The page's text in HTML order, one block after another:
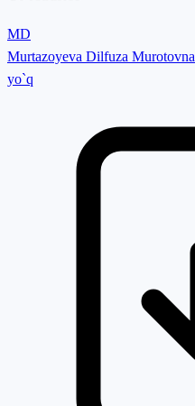
MD
Murtazoyeva Dilfuza Murotovna
yo`q